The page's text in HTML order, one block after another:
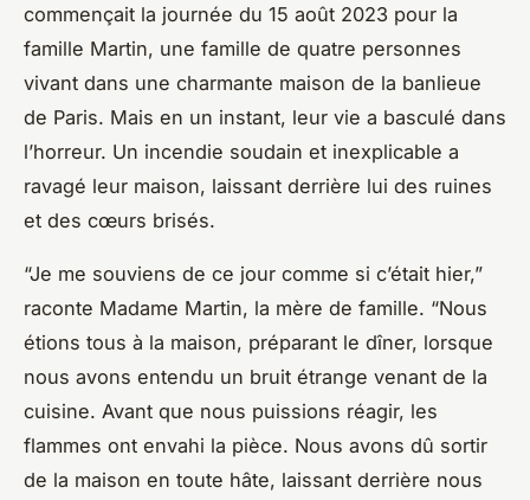
commençait la journée du 15 août 2023 pour la
famille Martin, une famille de quatre personnes
vivant dans une charmante maison de la banlieue
de Paris. Mais en un instant, leur vie a basculé dans
l’horreur. Un incendie soudain et inexplicable a
ravagé leur maison, laissant derrière lui des ruines
et des cœurs brisés.
“Je me souviens de ce jour comme si c’était hier,”
raconte Madame Martin, la mère de famille. “Nous
étions tous à la maison, préparant le dîner, lorsque
nous avons entendu un bruit étrange venant de la
cuisine. Avant que nous puissions réagir, les
flammes ont envahi la pièce. Nous avons dû sortir
de la maison en toute hâte, laissant derrière nous